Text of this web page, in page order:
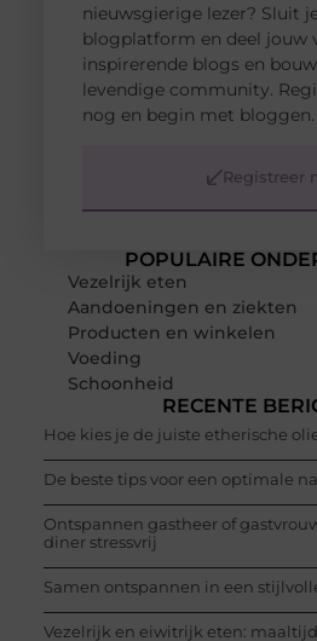
POPULAIRE
Vezelrijk eten
Aandoeningen en ziekten
Producten en winkelen
Voeding
Schoonheid
RECENTE
Hoe kies je de juiste etherische
De beste tips voor een optimale
Ontspannen gastheer of
diner stressvrij
Samen ontspannen in een
Vezelrijk en eiwitrijk eten:
nieuwsgierige lezer? Sluit
blogplatform en deel jouw
inspirerende blogs en
levendige community.
nog en begin met bloggen.
Registreer